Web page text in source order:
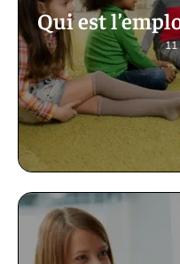
Qui est
11